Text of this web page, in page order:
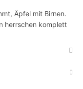
Äpfel mit Birnen.
herrschen komplett